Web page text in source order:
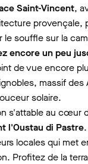
Saint-Vincent,
provençale,
le souffle sur la
encore un peu
de vue encore
massif des
solaire.
s'attable au cœur
l'Oustau di Pastre
locales qui met
Profitez de la